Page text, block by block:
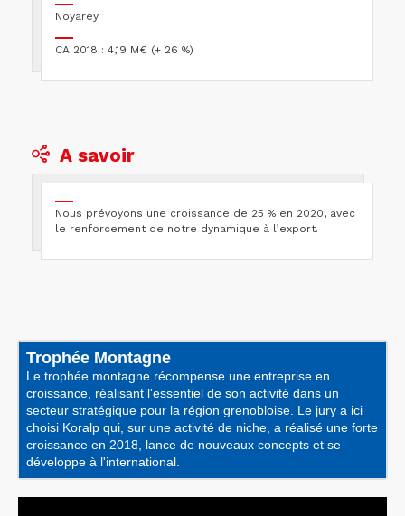
Noyarey
CA 2018 : 4,19 M€ (+ 26 %)
A savoir
Nous prévoyons une croissance de 25 % en 2020, avec
le renforcement de notre dynamique à l’export.
Trophée Montagne
Le trophée montagne récompense une entreprise en
croissance, réalisant l'essentiel de son activité dans un
secteur stratégique pour la région grenobloise. Le jury a ici
choisi Koralp qui, sur une activité de niche, a réalisé une forte
croissance en 2018, lance de nouveaux concepts et se
développe à l'international.